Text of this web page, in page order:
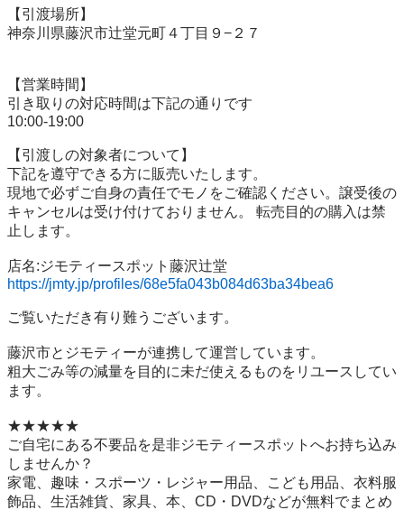
【引渡場所】
神奈川県藤沢市辻堂元町４丁目９−２７
【営業時間】
引き取りの対応時間は下記の通りです
10:00-19:00
【引渡しの対象者について】
下記を遵守できる⽅に販売いたします。
現地で必ずご⾃⾝の責任でモノをご確認ください。譲受後の
キャンセルは受け付けておりません。 転売⽬的の購⼊は禁
⽌します。
https://jmty.jp/profiles/68e5fa043b084d63ba34bea6
ご覧いただき有り難うございます。
藤沢市とジモティーが連携して運営しています。
粗⼤ごみ等の減量を⽬的に未だ使えるものをリユースしてい
ます。
★★★★★
ご自宅にある不要品を是非ジモティースポットへお持ち込み
しませんか？
家電、趣味・スポーツ・レジャー用品、こども用品、衣料服
飾品、生活雑貨、家具、本、CD・DVDなどが無料でまとめ